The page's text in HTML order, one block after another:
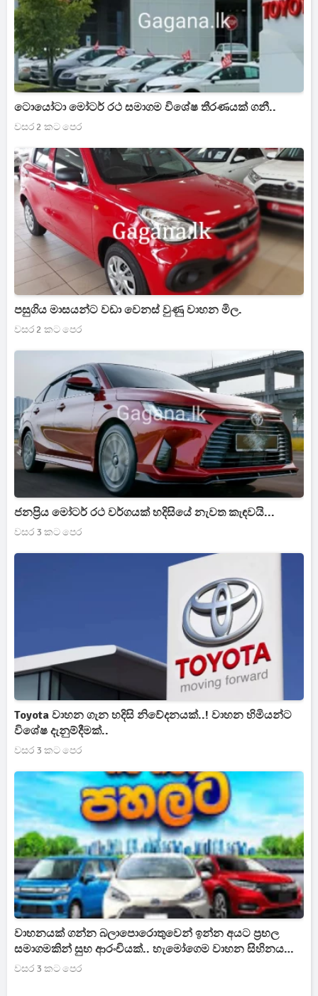
ටොයෝටා මෝටර් රථ සමාගම විශේෂ තීරණයක් ගනී..
වසර 2 කට පෙර
පසුගිය මාසයන්ට වඩා වෙනස් වුණු වාහන මිල.
වසර 2 කට පෙර
ජනප්‍රිය මෝටර් රථ වර්ගයක් හදිසියේ නැවත කැඳවයි...
වසර 3 කට පෙර
Toyota වාහන ගැන හදිසි නිවේදනයක්..! වාහන හිමියන්ට
විශේෂ දැනුම්දීමක්..
වසර 3 කට පෙර
වාහනයක් ගන්න බලාපොරොතුවෙන් ඉන්න අයට ප්‍රභල
සමාගමකින් සුභ ආරංචියක්.. හැමෝගෙම වාහන සිහිනය
හැබෑවෙයි..
වසර 3 කට පෙර